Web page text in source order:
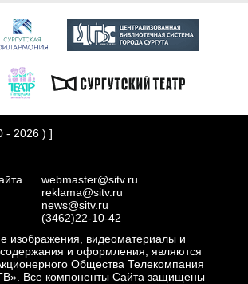
- 2026 ) ]
webmaster@sitv.ru
reklama@sitv.ru
news@sitv.ru
(3462)22-10-42
изображения, видеоматериалы и
и оформления, являются
Общества Телекомпания
Все компоненты Сайта защищены